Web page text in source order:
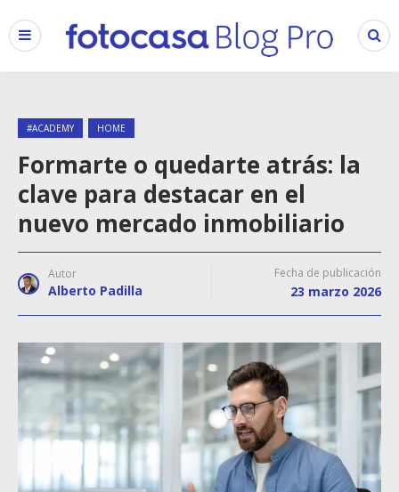
#ACADEMY HOME
Formarte o quedarte atrás: la
clave para destacar en el
nuevo mercado inmobiliario
Autor
Alberto Padilla
Fecha de publicación
23 marzo 2026